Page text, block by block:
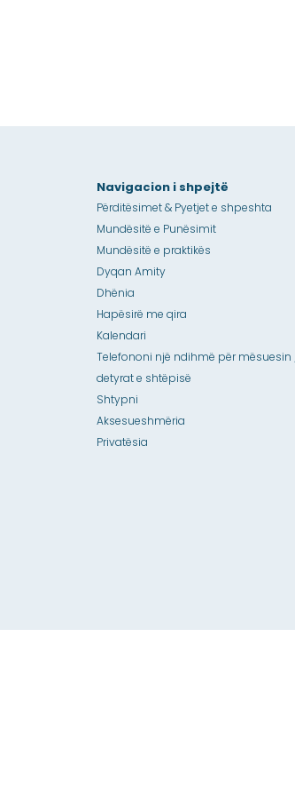
Navigacion i shpejtë
Përditësimet & Pyetjet e shpeshta
Mundësitë e Punësimit
Mundësitë e praktikës
Dyqan Amity
Dhënia
Hapësirë me qira
Kalendari
Telefononi një ndihmë për mësuesin
detyrat e shtëpisë
Shtypni
Aksesueshmëria
Privatësia